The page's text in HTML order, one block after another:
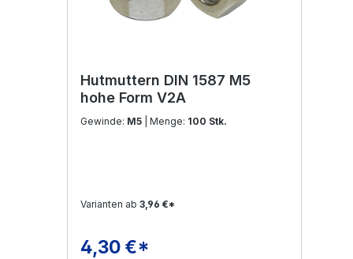
Hutmuttern DIN 1587 M5
hohe Form V2A
Gewinde: M5 | Menge: 100 Stk.
Varianten ab 3,96 €*
Regulärer Preis:
4,30 €*